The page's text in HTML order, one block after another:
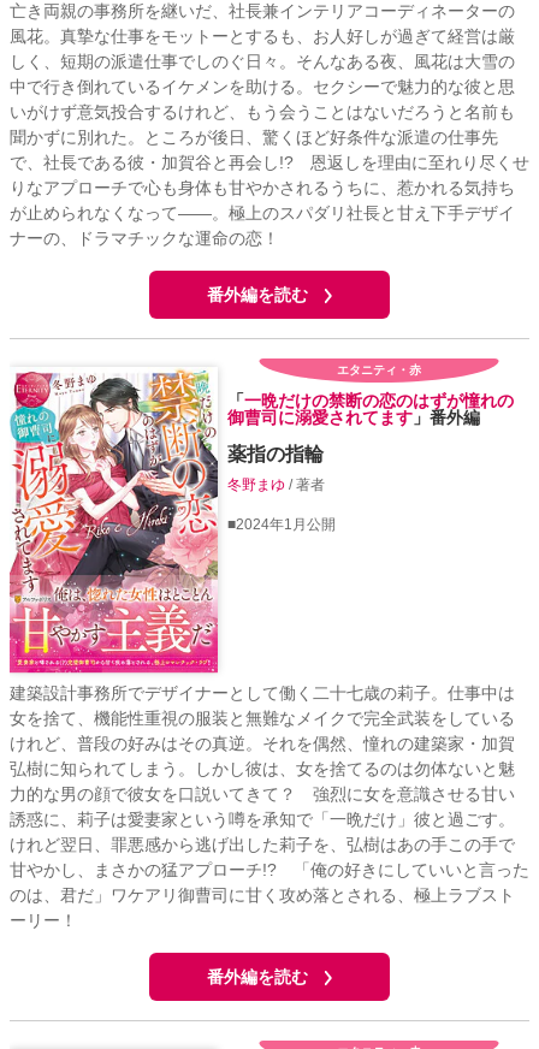
亡き両親の事務所を継いだ、社長兼インテリアコーディネーターの
風花。真摯な仕事をモットーとするも、お人好しが過ぎて経営は厳
しく、短期の派遣仕事でしのぐ日々。そんなある夜、風花は大雪の
中で行き倒れているイケメンを助ける。セクシーで魅力的な彼と思
いがけず意気投合するけれど、もう会うことはないだろうと名前も
聞かずに別れた。ところが後日、驚くほど好条件な派遣の仕事先
で、社長である彼・加賀谷と再会し!? 恩返しを理由に至れり尽くせ
りなアプローチで心も身体も甘やかされるうちに、惹かれる気持ち
が止められなくなって――。極上のスパダリ社長と甘え下手デザイ
ナーの、ドラマチックな運命の恋！
番外編を読む
エタニティ・赤
「一晩だけの禁断の恋のはずが憧れの
御曹司に溺愛されてます 」番外編
薬指の指輪
冬野まゆ/ 著者
■2024年1月公開
建築設計事務所でデザイナーとして働く二十七歳の莉子。仕事中は
女を捨て、機能性重視の服装と無難なメイクで完全武装をしている
けれど、普段の好みはその真逆。それを偶然、憧れの建築家・加賀
弘樹に知られてしまう。しかし彼は、女を捨てるのは勿体ないと魅
力的な男の顔で彼女を口説いてきて？ 強烈に女を意識させる甘い
誘惑に、莉子は愛妻家という噂を承知で「一晩だけ」彼と過ごす。
けれど翌日、罪悪感から逃げ出した莉子を、弘樹はあの手この手で
甘やかし、まさかの猛アプローチ!? 「俺の好きにしていいと言った
のは、君だ」ワケアリ御曹司に甘く攻め落とされる、極上ラブスト
ーリー！
番外編を読む